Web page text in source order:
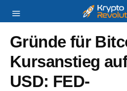
Gründe für
Kursanstieg
USD: FED-